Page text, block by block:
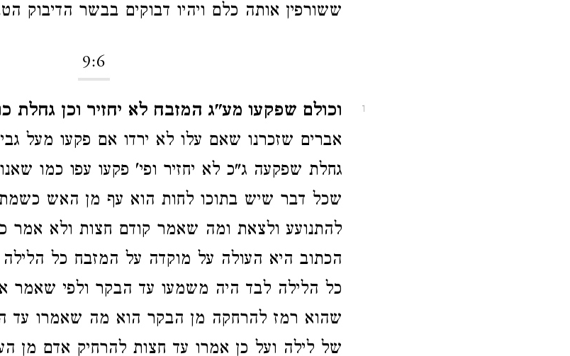
ששורפין אותה כלם ויהיו דבוקים בבשר הדיבוק
9:6
1 וכולם שפקעו מע"ג המזבח לא יחזיר וכן גחלת
אברים שזכרנו שאם עלו לא ירדו אם פקעו מעל
גחלת שפקעה ג"כ לא יחזיר ופי' פקעו עפו כמו
שכל דבר שיש בתוכו לחות הוא עף מן האש
להתנועע ולצאת ומה שאמר קודם חצות ולא אמר
הכתוב היא העולה על מוקדה על המזבח כל
כל הלילה לבד היה משמעו עד הבקר ולפי שאמר
שהוא רמז להרחקה מן הבקר הוא מה שאמרו עד
של לילה ועל כן אמרו עד חצות להרחיק אדם מן